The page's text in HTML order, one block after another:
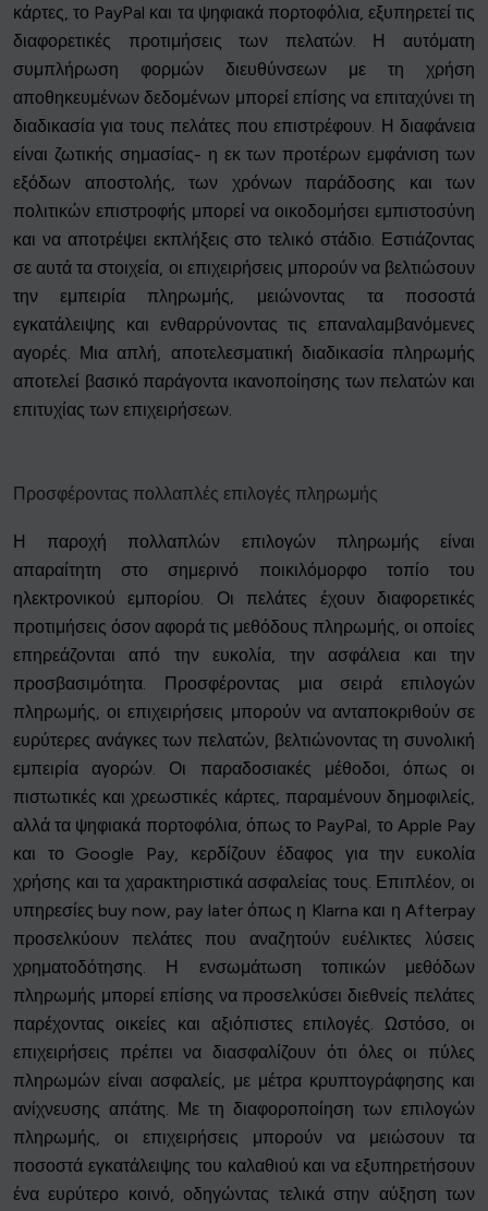
κάρτες, το PayPal και τα ψηφιακά πορτοφόλια, εξυπηρετεί τις
διαφορετικές προτιμήσεις των πελατών. Η αυτόματη
συμπλήρωση φορμών διευθύνσεων με τη χρήση
αποθηκευμένων δεδομένων μπορεί επίσης να επιταχύνει τη
διαδικασία για τους πελάτες που επιστρέφουν. Η διαφάνεια
είναι ζωτικής σημασίας- η εκ των προτέρων εμφάνιση των
εξόδων αποστολής, των χρόνων παράδοσης και των
πολιτικών επιστροφής μπορεί να οικοδομήσει εμπιστοσύνη
και να αποτρέψει εκπλήξεις στο τελικό στάδιο. Εστιάζοντας
σε αυτά τα στοιχεία, οι επιχειρήσεις μπορούν να βελτιώσουν
την εμπειρία πληρωμής, μειώνοντας τα ποσοστά
εγκατάλειψης και ενθαρρύνοντας τις επαναλαμβανόμενες
αγορές. Μια απλή, αποτελεσματική διαδικασία πληρωμής
αποτελεί βασικό παράγοντα ικανοποίησης των πελατών και
επιτυχίας των επιχειρήσεων.
Προσφέροντας πολλαπλές επιλογές πληρωμής
Η παροχή πολλαπλών επιλογών πληρωμής είναι
απαραίτητη στο σημερινό ποικιλόμορφο τοπίο του
ηλεκτρονικού εμπορίου. Οι πελάτες έχουν διαφορετικές
προτιμήσεις όσον αφορά τις μεθόδους πληρωμής, οι οποίες
επηρεάζονται από την ευκολία, την ασφάλεια και την
προσβασιμότητα. Προσφέροντας μια σειρά επιλογών
πληρωμής, οι επιχειρήσεις μπορούν να ανταποκριθούν σε
ευρύτερες ανάγκες των πελατών, βελτιώνοντας τη συνολική
εμπειρία αγορών. Οι παραδοσιακές μέθοδοι, όπως οι
πιστωτικές και χρεωστικές κάρτες, παραμένουν δημοφιλείς,
αλλά τα ψηφιακά πορτοφόλια, όπως το PayPal, το Apple Pay
και το Google Pay, κερδίζουν έδαφος για την ευκολία
χρήσης και τα χαρακτηριστικά ασφαλείας τους. Επιπλέον, οι
υπηρεσίες buy now, pay later όπως η Klarna και η Afterpay
προσελκύουν πελάτες που αναζητούν ευέλικτες λύσεις
χρηματοδότησης. Η ενσωμάτωση τοπικών μεθόδων
πληρωμής μπορεί επίσης να προσελκύσει διεθνείς πελάτες
παρέχοντας οικείες και αξιόπιστες επιλογές. Ωστόσο, οι
επιχειρήσεις πρέπει να διασφαλίζουν ότι όλες οι πύλες
πληρωμών είναι ασφαλείς, με μέτρα κρυπτογράφησης και
ανίχνευσης απάτης. Με τη διαφοροποίηση των επιλογών
πληρωμής, οι επιχειρήσεις μπορούν να μειώσουν τα
ποσοστά εγκατάλειψης του καλαθιού και να εξυπηρετήσουν
ένα ευρύτερο κοινό, οδηγώντας τελικά στην αύξηση των